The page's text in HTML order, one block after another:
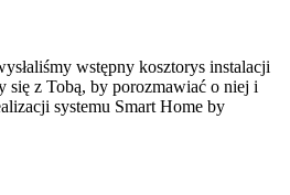
wstępny kosztorys instalacji
się z Tobą, by porozmawiać o niej i
systemu Smart Home by